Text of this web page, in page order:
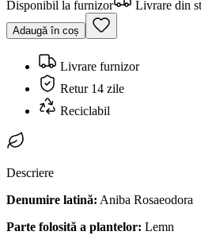
Disponibil la furnizor
Livrare din
Adaugă în coș
Livrare furnizor
Retur 14 zile
Reciclabil
Descriere
Denumire latină: Aniba Rosaeodora
Parte folosită a plantelor: Lemn